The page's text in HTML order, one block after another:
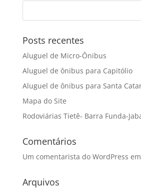
Posts recentes
Aluguel de Micro-Ônibus
Aluguel de ônibus para Capitólio
Aluguel de ônibus para Santa
Mapa do Site
Rodoviárias Tietê- Barra Funda-
Comentários
Um comentarista do WordPress em
Arquivos